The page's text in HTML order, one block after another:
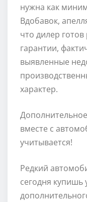
нужна как
Вдобавок,
что дилер
гарантии,
выявленные
характер.
вместе с
учитывается!
Редкий
сегодня купишь